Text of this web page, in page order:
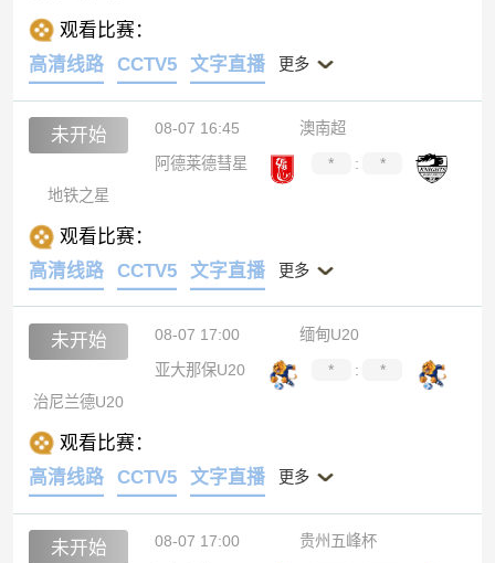
观看比赛：
高清线路
CCTV5 文字直播 更多
未开始 08-07 16:45
澳南超
阿德莱德彗星
* :
*
地铁之星
观看比赛：
高清线路
CCTV5 文字直播 更多
未开始 08-07 17:00
缅甸U20
亚大那保U20
* :
*
治尼兰德U20
观看比赛：
高清线路
CCTV5 文字直播 更多
未开始 08-07 17:00
贵州五峰杯